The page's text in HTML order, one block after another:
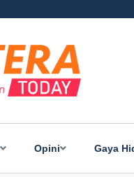
Opini Gaya